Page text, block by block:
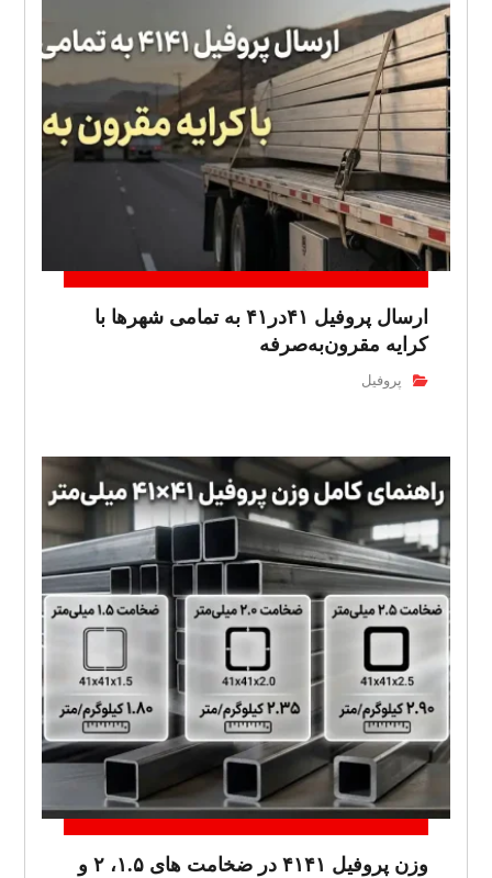
ارسال پروفیل ۴۱در۴۱ به تمامی شهرها با
کرایه مقرون‌به‌صرفه
پروفیل
وزن پروفیل ۴۱۴۱ در ضخامت های ۱.۵، ۲ و